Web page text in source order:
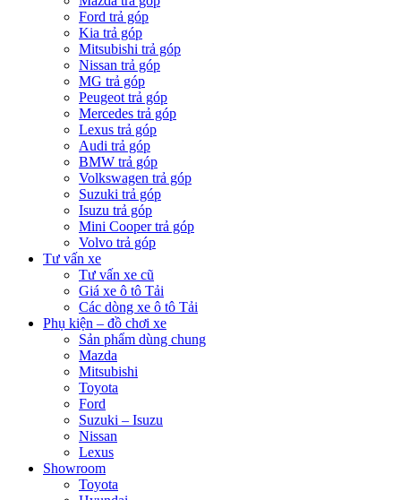
Ford trả góp
Kia trả góp
Mitsubishi trả góp
Nissan trả góp
MG trả góp
Peugeot trả góp
Mercedes trả góp
Lexus trả góp
Audi trả góp
BMW trả góp
Volkswagen trả góp
Suzuki trả góp
Isuzu trả góp
Mini Cooper trả góp
Volvo trả góp
Tư vấn xe
Tư vấn xe cũ
Giá xe ô tô Tải
Các dòng xe ô tô Tải
Phụ kiện – đồ chơi xe
Sản phẩm dùng chung
Mazda
Mitsubishi
Toyota
Ford
Suzuki – Isuzu
Nissan
Lexus
Showroom
Toyota